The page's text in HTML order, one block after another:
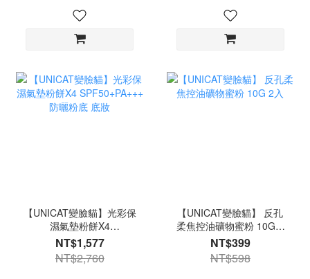
【UNICAT變臉貓】光彩保
濕氣墊粉餅X4
SPF50+PA+++ 防曬粉底
底妝
NT$1,577
NT$2,760
【UNICAT變臉貓】 反孔
柔焦控油礦物蜜粉 10G 2
入
NT$399
NT$598